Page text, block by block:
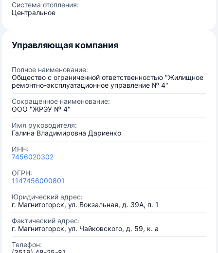
Система отопления:
Центральное
Управляющая компания
Полное наименование:
Общество с ограниченной ответственностью "Жилищное
ремонтно-эксплуатационное управление № 4"
Сокращенное наименование:
ООО "ЖРЭУ № 4"
Имя руководителя:
Галина Владимировна Дариенко
ИНН:
7456020302
ОГРН:
1147456000801
Юридический адрес:
г. Магнитогорск, ул. Вокзальная, д. 39А, п. 1
Фактический адрес:
г. Магнитогорск, ул. Чайковского, д. 59, к. а
Телефон: